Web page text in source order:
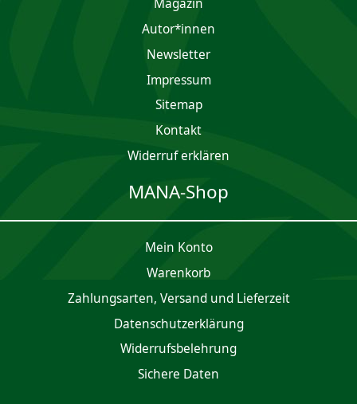
Magazin
Autor*innen
Newsletter
Impres­sum
Sitemap
Kontakt
Widerruf erklären
MANA-Shop
Mein Konto
Waren­korb
Zahlungsarten, Versand und Lieferzeit
Daten­schutz­er­klärung
Widerrufsbelehrung
Sichere Daten